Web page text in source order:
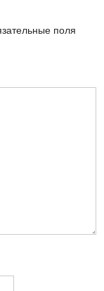
поля